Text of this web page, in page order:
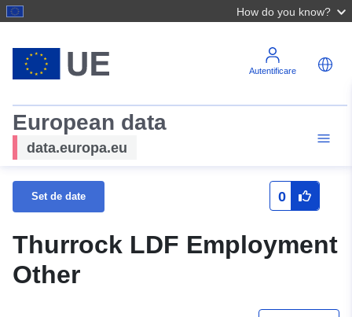
How do you know?
Autentificare
European data
data.europa.eu
Set de date 0
Thurrock LDF Employment
Other